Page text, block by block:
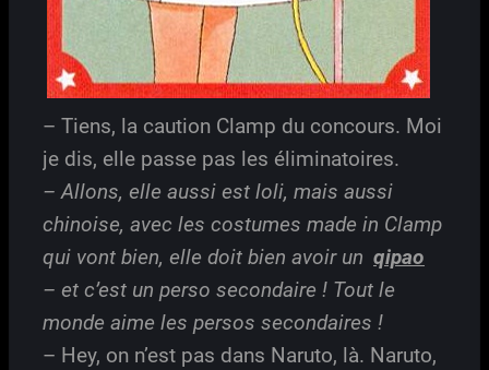
– Tiens, la caution Clamp du concours. Moi
je dis, elle passe pas les éliminatoires.
– Allons, elle aussi est loli, mais aussi
chinoise, avec les costumes made in Clamp
qui vont bien, elle doit bien avoir un qipao
– et c’est un perso secondaire ! Tout le
monde aime les persos secondaires !
– Hey, on n’est pas dans Naruto, là. Naruto,